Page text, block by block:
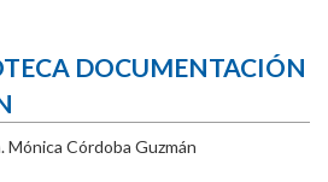
DOCUMENTACIÓN
Mónica Córdoba Guzmán